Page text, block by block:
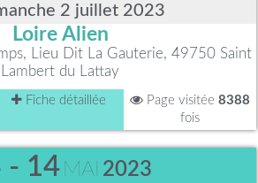
2 juillet 2023
Loire Alien
Lieu Dit La Gauterie, 49750 Saint
Lambert du Lattay
Fiche détaillée Page visitée 8388
fois
- 14 MAI 2023